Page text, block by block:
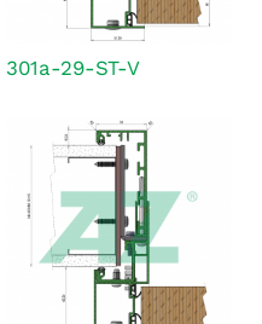
301a-29-ST-V